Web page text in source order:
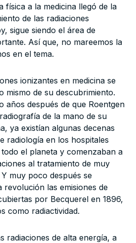
física a la medicina llegó de la
de las radiaciones
sigue siendo el área de
Así que, no mareemos la
en el tema.
ionizantes en medicina se
mismo de su descubrimiento.
años después de que Roentgen
de la mano de su
ya existían algunas decenas
radiología en los hospitales
el planeta y comenzaban a
al tratamiento de muy
muy poco después se
las emisiones de
por Becquerel en 1896,
como radiactividad.
radiaciones de alta energía, a